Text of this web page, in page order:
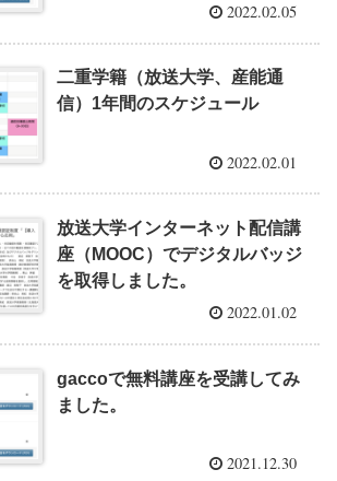
2022.02.05
二重学籍（放送大学、産能通
信）1年間のスケジュール
2022.02.01
放送大学インターネット配信講
座（MOOC）でデジタルバッジ
を取得しました。
2022.01.02
gaccoで無料講座を受講してみ
ました。
2021.12.30